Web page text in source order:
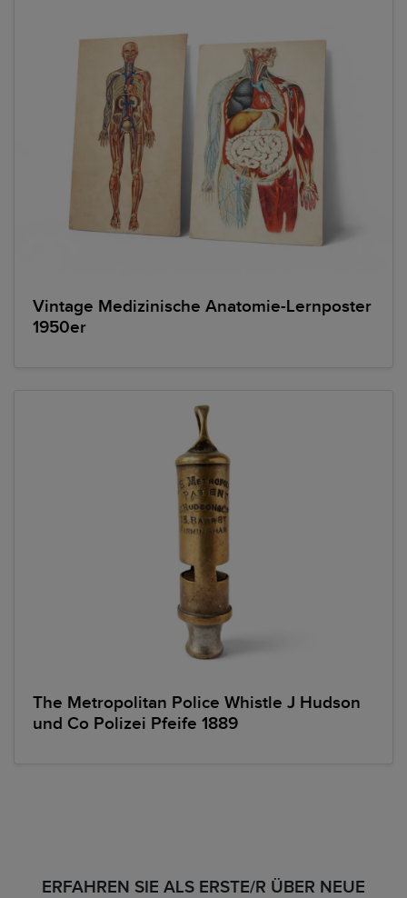
Vintage Medizinische Anatomie-Lernposter
1950er
The Metropolitan Police Whistle J Hudson
und Co Polizei Pfeife 1889
ERFAHREN SIE ALS ERSTE/R ÜBER NEUE